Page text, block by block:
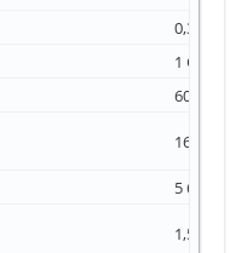
0,3 m
1 GΩ·m
600 V
16 A
5 690 V
1,55